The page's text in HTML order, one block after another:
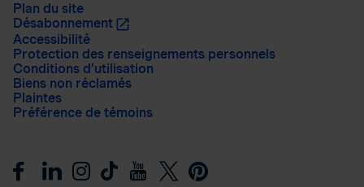
Plan du site
Désabonnement
Accessibilité
Protection des renseignements personnels
Conditions d’utilisation
Biens non réclamés
Plaintes
Préférence de témoins